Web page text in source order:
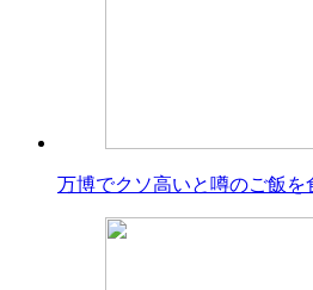
万博でクソ高いと噂のご飯